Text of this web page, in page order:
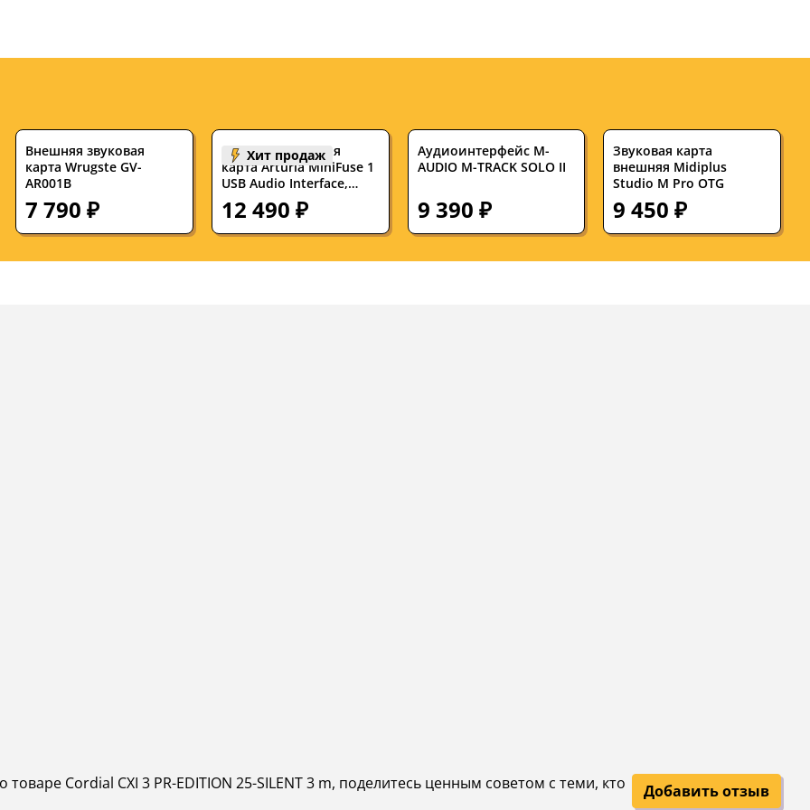
Внешняя звуковая
карта Wrugste GV-
AR001B
7 790 ₽
Хит продаж
Внешняя звуковая
карта Arturia MiniFuse 1
USB Audio Interface,
Black
12 490 ₽
Аудиоинтерфейс M-
AUDIO M-TRACK SOLO II
9 390 ₽
Звуковая карта
внешняя Midiplus
Studio M Pro OTG
9 450 ₽
Cordial CXI 3 PR-EDITION 25-SILENT 3 m, поделитесь ценным советом с теми, кто Добавить отзыв